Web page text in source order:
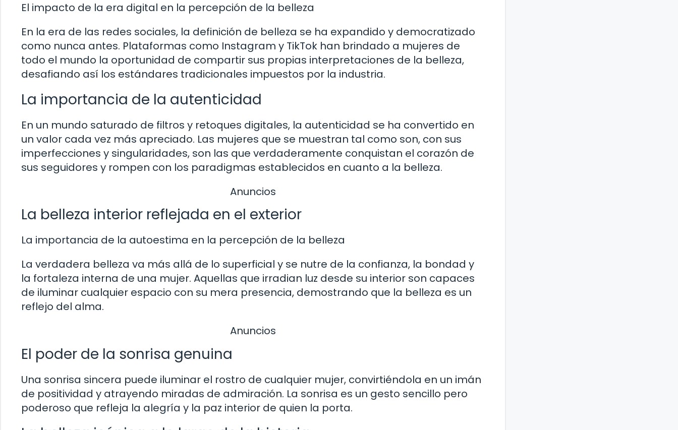
El impacto de la era digital en la percepción de la belleza
En la era de las redes sociales, la definición de belleza se ha expandido y democratizado
como nunca antes. Plataformas como Instagram y TikTok han brindado a mujeres de
todo el mundo la oportunidad de compartir sus propias interpretaciones de la belleza,
desafiando así los estándares tradicionales impuestos por la industria.
La importancia de la autenticidad
En un mundo saturado de filtros y retoques digitales, la autenticidad se ha convertido en
un valor cada vez más apreciado. Las mujeres que se muestran tal como son, con sus
imperfecciones y singularidades, son las que verdaderamente conquistan el corazón de
sus seguidores y rompen con los paradigmas establecidos en cuanto a la belleza.
Anuncios
La belleza interior reflejada en el exterior
La importancia de la autoestima en la percepción de la belleza
La verdadera belleza va más allá de lo superficial y se nutre de la confianza, la bondad y
la fortaleza interna de una mujer. Aquellas que irradian luz desde su interior son capaces
de iluminar cualquier espacio con su mera presencia, demostrando que la belleza es un
reflejo del alma.
Anuncios
El poder de la sonrisa genuina
Una sonrisa sincera puede iluminar el rostro de cualquier mujer, convirtiéndola en un imán
de positividad y atrayendo miradas de admiración. La sonrisa es un gesto sencillo pero
poderoso que refleja la alegría y la paz interior de quien la porta.